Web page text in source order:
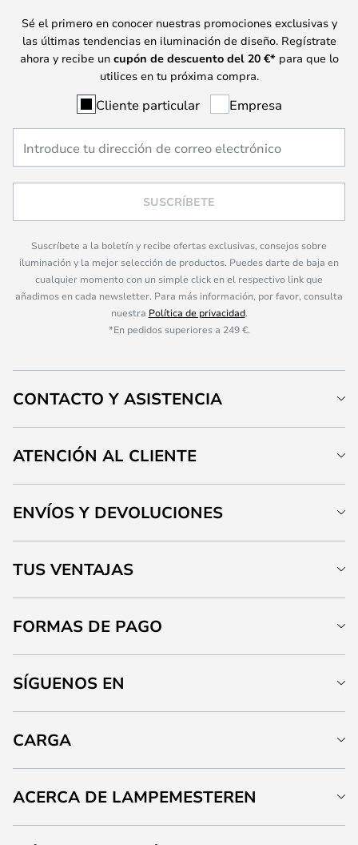
Sé el primero en conocer nuestras promociones exclusivas y
las últimas tendencias en iluminación de diseño. Regístrate
ahora y recibe un cupón de descuento del 20 €* para que lo
utilices en tu próxima compra.
Cliente particular Empresa
SUSCRÍBETE
Suscríbete a la boletín y recibe ofertas exclusivas, consejos sobre
iluminación y la mejor selección de productos. Puedes darte de baja en
cualquier momento con un simple click en el respectivo link que
añadimos en cada newsletter. Para más información, por favor, consulta
nuestra Política de privacidad.
*En pedidos superiores a 249 €.
CONTACTO Y ASISTENCIA
ATENCIÓN AL CLIENTE
ENVÍOS Y DEVOLUCIONES
TUS VENTAJAS
FORMAS DE PAGO
SÍGUENOS EN
CARGA
ACERCA DE LAMPEMESTEREN